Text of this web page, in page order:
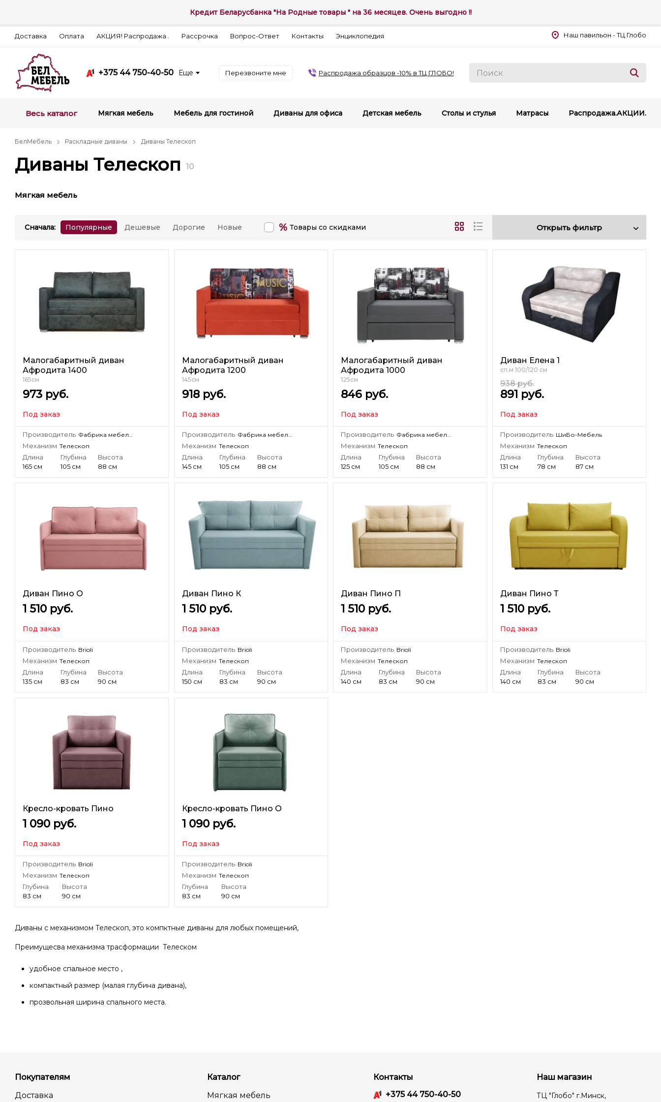
Доставка Оплата АКЦИЯ! Распродажа . Рассрочка Вопрос-Ответ Контакты Энциклопедия Наш павильон - ТЦ Глобо
+375 44 750-40-50 Еще Перезвоните мне Распродажа образцов -10% в ТЦ ГЛОБО!
Весь каталог Мягкая мебель Мебель для гостиной Диваны для офиса Детская мебель Столы и стулья Матрасы Распродажа.АКЦИИ.
БелМебель Раскладные диваны Диваны Телескоп
Диваны Телескоп 10
Мягкая мебель
Сначала: Популярные Дешевые Дорогие Новые % Товары со скидками Открыть фильтр
Малогабаритный диван
Афродита 1400
165см
973 руб.
Под заказ
Производитель Фабрика мебели KRONES Гродно
Механизм Телескоп
Длина
165 см
Глубина
105 см
Высота
88 см
Малогабаритный диван
Афродита 1200
145см
918 руб.
Под заказ
Производитель Фабрика мебели KRONES Гродно
Механизм Телескоп
Длина
145 см
Глубина
105 см
Высота
88 см
Малогабаритный диван
Афродита 1000
125см
846 руб.
Под заказ
Производитель Фабрика мебели KRONES Гродно
Механизм Телескоп
Длина
125 см
Глубина
105 см
Высота
88 см
Диван Елена 1
сп.м 100/120 см
938 руб.
891 руб.
Под заказ
Производитель ШиБо-Мебель
Механизм Телескоп
Длина
131 см
Глубина
78 см
Высота
87 см
Диван Пино О
1 510 руб.
Под заказ
Производитель Brioli
Механизм Телескоп
Длина
135 см
Глубина
83 см
Высота
90 см
Диван Пино К
1 510 руб.
Под заказ
Производитель Brioli
Механизм Телескоп
Длина
150 см
Глубина
83 см
Высота
90 см
Диван Пино П
1 510 руб.
Под заказ
Производитель Brioli
Механизм Телескоп
Длина
140 см
Глубина
83 см
Высота
90 см
Диван Пино Т
1 510 руб.
Под заказ
Производитель Brioli
Механизм Телескоп
Длина
140 см
Глубина
83 см
Высота
90 см
Кресло-кровать Пино
1 090 руб.
Под заказ
Производитель Brioli
Механизм Телескоп
Глубина
83 см
Высота
90 см
Кресло-кровать Пино О
1 090 руб.
Под заказ
Производитель Brioli
Механизм Телескоп
Глубина
83 см
Высота
90 см
Диваны с механизмом Телескоп, это компктные диваны для любых помещений,
Преимущесва механизма трасформации Телеском
удобное спальное место ,
компактный размер (малая глубина дивана),
прозвольная ширина спального места.
Покупателям
Доставка
Каталог
Мягкая мебель
Контакты
+375 44 750-40-50
Наш магазин
ТЦ "Глобо" г.Минск,
Кредит Беларусбанка "На Родные товары " на 36 месяцев. Очень выгодно !!